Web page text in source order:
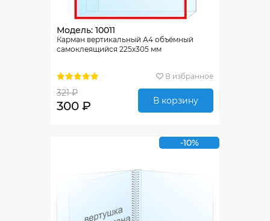
Модель: 10011
Карман вертикальный А4 объёмный
самоклеящийся 225х305 мм
В избранное
321 ₽
300 ₽ В корзину
-10%